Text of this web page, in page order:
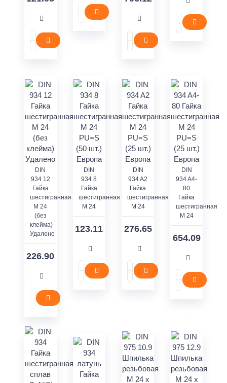
DIN
934 12
Гайка
шестигранная
M 24
(без
клейма)
Удалено
226.90
DIN
934 8
Гайка
шестигранная
M 24
123.11
DIN
934 A2
Гайка
шестигранная
M 24
276.65
DIN
934 A4-
80
Гайка
шестигранная
M 24
654.09